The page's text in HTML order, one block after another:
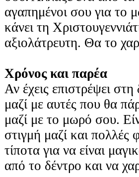
αγαπημένοι σου για το
κάνει τη
αξιολάτρευτη. Θα το
Χρόνος και παρέα
Αν έχεις επιστρέψει
μαζί με αυτές που θα
μαζί με το μωρό σου.
στιγμή μαζί και πολλές
τίποτα για να είναι
από το δέντρο και να